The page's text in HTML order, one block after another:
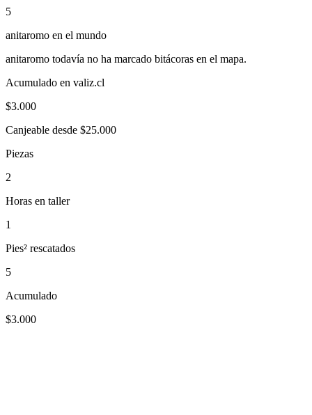
5
anitaromo en el mundo
anitaromo todavía no ha marcado bitácoras en el mapa.
Acumulado en valiz.cl
$3.000
Canjeable desde $25.000
Piezas
2
Horas en taller
1
Pies² rescatados
5
Acumulado
$3.000